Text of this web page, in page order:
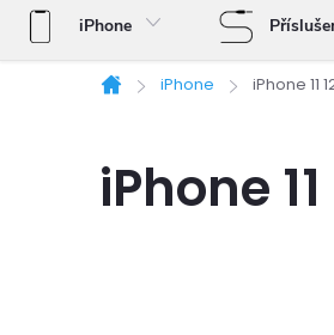
iPhone
Domů
iPhone iPhone 11
iPhone